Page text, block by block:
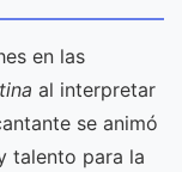
en las
al interpretar
se animó
talento para la